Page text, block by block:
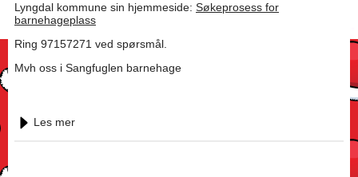
Lyngdal kommune sin hjemmeside: Søkeprosess for
barnehageplass
Ring 97157271 ved spørsmål.
Mvh oss i Sangfuglen barnehage
Les mer